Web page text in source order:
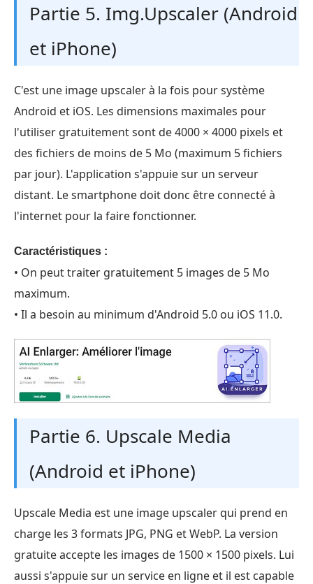
Partie 5. Img.Upscaler (Android
et iPhone)
C'est une image upscaler à la fois pour système
Android et iOS. Les dimensions maximales pour
l'utiliser gratuitement sont de 4000 × 4000 pixels et
des fichiers de moins de 5 Mo (maximum 5 fichiers
par jour). L'application s'appuie sur un serveur
distant. Le smartphone doit donc être connecté à
l'internet pour la faire fonctionner.
Caractéristiques :
• On peut traiter gratuitement 5 images de 5 Mo
maximum.
• Il a besoin au minimum d'Android 5.0 ou iOS 11.0.
Partie 6. Upscale Media
(Android et iPhone)
Upscale Media est une image upscaler qui prend en
charge les 3 formats JPG, PNG et WebP. La version
gratuite accepte les images de 1500 × 1500 pixels. Lui
aussi s'appuie sur un service en ligne et il est capable